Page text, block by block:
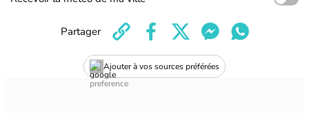
Ajouter à vos sources préférées
Partager